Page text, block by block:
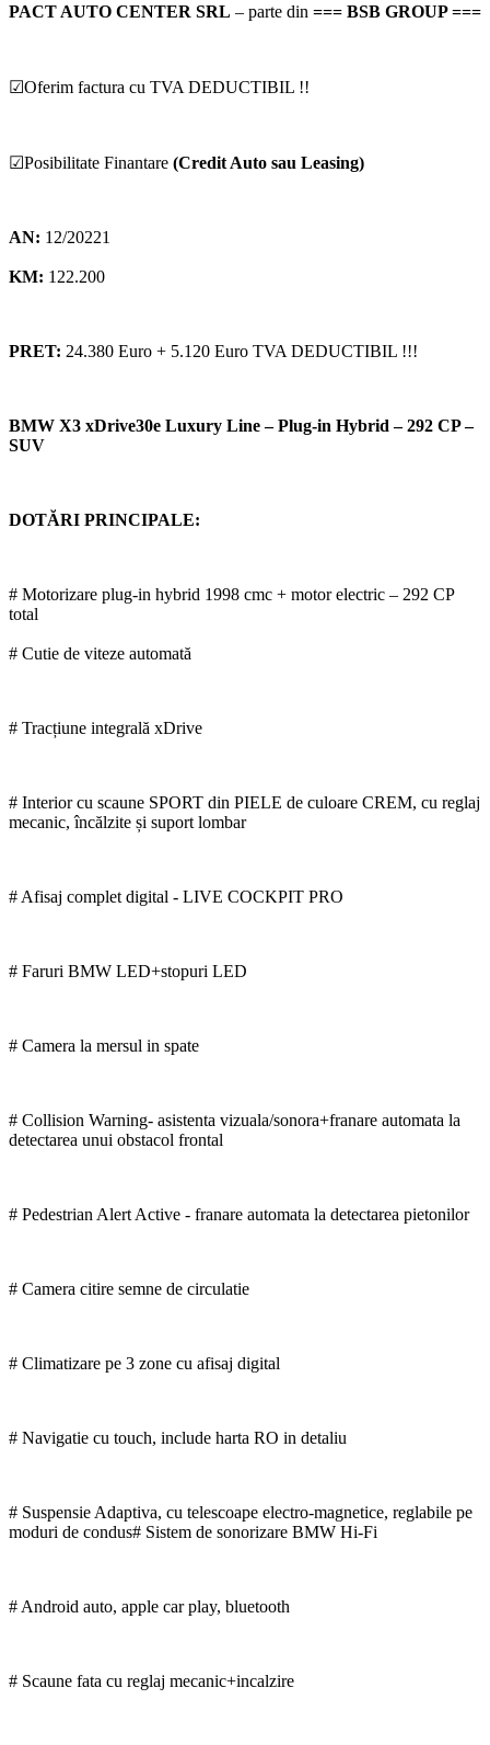
PACT AUTO CENTER SRL – parte din === BSB GROUP ===
☑Oferim factura cu TVA DEDUCTIBIL !!
☑Posibilitate Finantare (Credit Auto sau Leasing)
AN: 12/20221
KM: 122.200
PRET: 24.380 Euro + 5.120 Euro TVA DEDUCTIBIL !!!
BMW X3 xDrive30e Luxury Line – Plug-in Hybrid – 292 CP –
SUV
DOTĂRI PRINCIPALE:
# Motorizare plug-in hybrid 1998 cmc + motor electric – 292 CP
total
# Cutie de viteze automată
# Tracțiune integrală xDrive
# Interior cu scaune SPORT din PIELE de culoare CREM, cu reglaj
mecanic, încălzite și suport lombar
# Afisaj complet digital - LIVE COCKPIT PRO
# Faruri BMW LED+stopuri LED
# Camera la mersul in spate
# Collision Warning- asistenta vizuala/sonora+franare automata la
detectarea unui obstacol frontal
# Pedestrian Alert Active - franare automata la detectarea pietonilor
# Camera citire semne de circulatie
# Climatizare pe 3 zone cu afisaj digital
# Navigatie cu touch, include harta RO in detaliu
# Suspensie Adaptiva, cu telescoape electro-magnetice, reglabile pe
moduri de condus# Sistem de sonorizare BMW Hi-Fi
# Android auto, apple car play, bluetooth
# Scaune fata cu reglaj mecanic+incalzire